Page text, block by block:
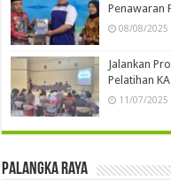
Penawaran
08/08/2025
Jalankan
Pelatihan
11/07/2025
Palangka Raya